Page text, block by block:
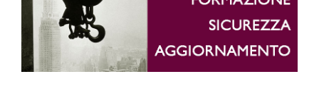
FORMAALA FORMAZIONE
WEB MAGAZINE